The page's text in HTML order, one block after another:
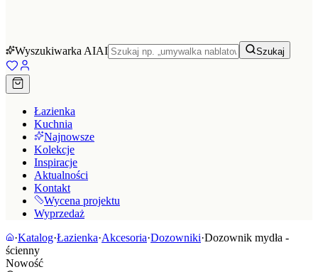
Wyszukiwarka AIAI Szukaj
Łazienka
Kuchnia
Najnowsze
Kolekcje
Inspiracje
Aktualności
Kontakt
Wycena projektu
Wyprzedaż
·Katalog·Łazienka·Akcesoria·Dozowniki·Dozownik mydła -
ścienny
Nowość